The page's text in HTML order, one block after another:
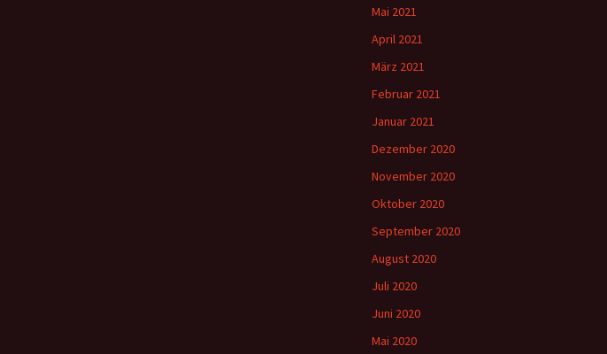
Mai 2021
April 2021
März 2021
Februar 2021
Januar 2021
Dezember 2020
November 2020
Oktober 2020
September 2020
August 2020
Juli 2020
Juni 2020
Mai 2020